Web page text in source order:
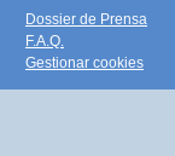
Dossier de Prensa
F.A.Q.
Gestionar cookies